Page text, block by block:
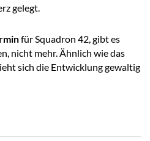
gelegt.
für Squadron 42, gibt es
nicht mehr. Ähnlich wie das
sich die Entwicklung gewaltig